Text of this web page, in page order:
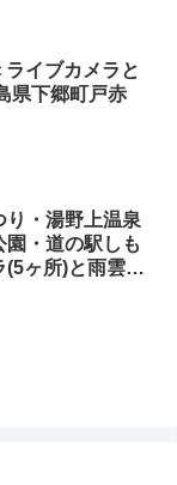
ライブカメラと
県下郷町戸赤
り・湯野上温泉
・道の駅しも
(5ヶ所)と雨雲レ